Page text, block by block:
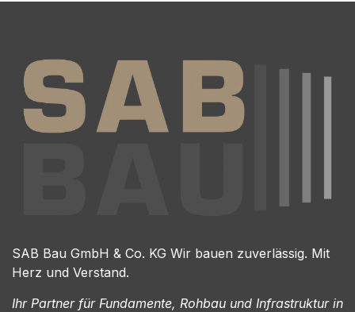
SAB Bau GmbH & Co. KG Wir bauen zuverlässig. Mit
Herz und Verstand.
Ihr Partner für Fundamente, Rohbau und Infrastruktur in